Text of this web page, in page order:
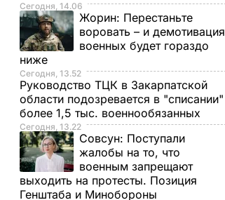
Сегодня, 14.06
Жорин: Перестаньте
воровать – и демотивация
военных будет гораздо
ниже
Сегодня, 13.52
Руководство ТЦК в Закарпатской
области подозревается в "списании"
более 1,5 тыс. военнообязанных
Сегодня, 13.22
Совсун: Поступали
жалобы на то, что
военным запрещают
выходить на протесты. Позиция
Генштаба и Минобороны